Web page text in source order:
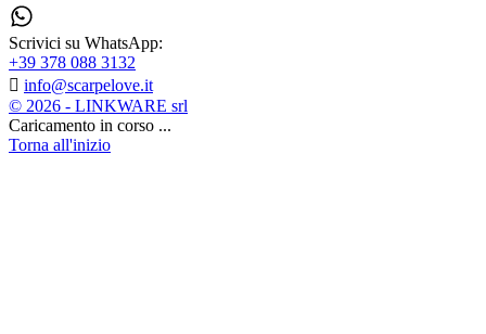
Scrivici su WhatsApp:
+39 378 088 3132
 info@scarpelove.it
© 2026 - LINKWARE srl
Caricamento in corso ...
Torna all'inizio